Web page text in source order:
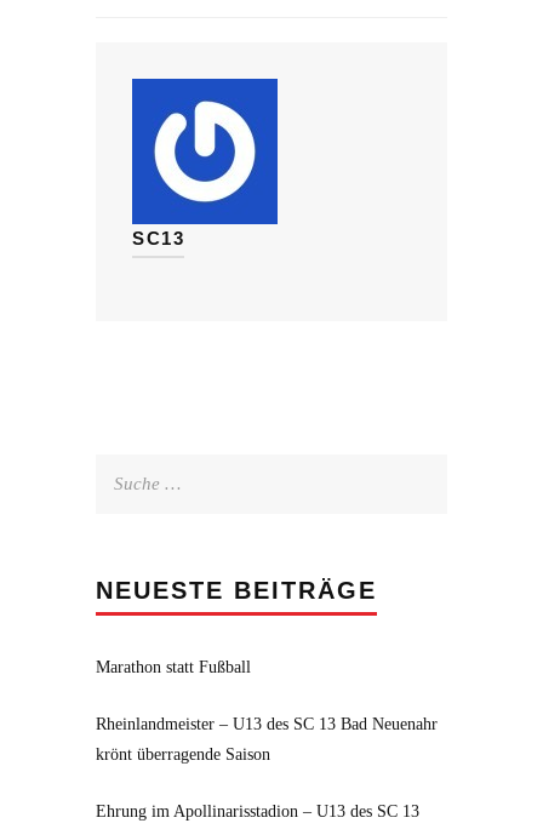
SC13
NEUESTE BEITRÄGE
Marathon statt Fußball
Rheinlandmeister – U13 des SC 13 Bad Neuenahr
krönt überragende Saison
Ehrung im Apollinarisstadion – U13 des SC 13